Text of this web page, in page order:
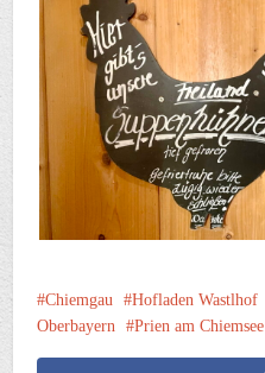
Chiemgau Hofladen Wastlhof
Oberbayern
Prien am Chiemsee